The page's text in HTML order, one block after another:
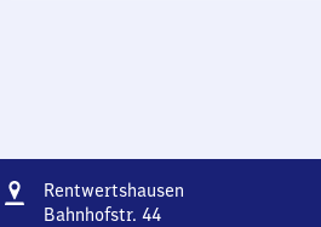
Adresse
Rentwertshausen
Bahnhofstr. 44